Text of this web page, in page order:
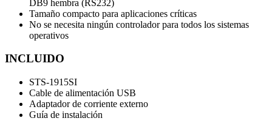
DB9 hembra (RS232)
Tamaño compacto para aplicaciones críticas
No se necesita ningún controlador para todos los sistemas
operativos
INCLUIDO
STS-1915SI
Cable de alimentación USB
Adaptador de corriente externo
Guía de instalación